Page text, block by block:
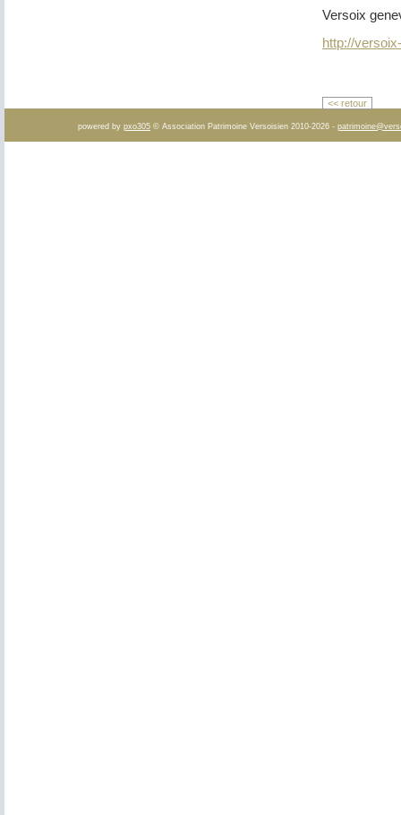
Versoix
http://
<< retour
powered by pxo305 © Association Patrimoine Versoisien 2010-2026 -